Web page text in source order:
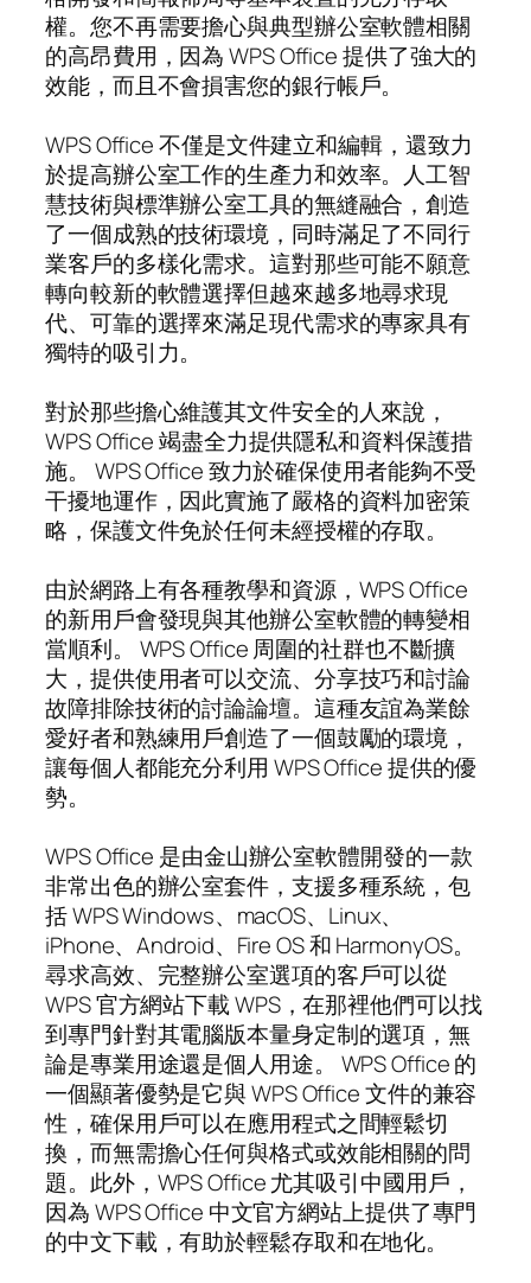
權。您不再需要擔心與典型辦公室軟體相關
的高昂費用，因為 WPS Office 提供了強大的
效能，而且不會損害您的銀行帳戶。
WPS Office 不僅是文件建立和編輯，還致力
於提高辦公室工作的生產力和效率。人工智
慧技術與標準辦公室工具的無縫融合，創造
了一個成熟的技術環境，同時滿足了不同行
業客戶的多樣化需求。這對那些可能不願意
轉向較新的軟體選擇但越來越多地尋求現
代、可靠的選擇來滿足現代需求的專家具有
獨特的吸引力。
對於那些擔心維護其文件安全的人來說，
WPS Office 竭盡全力提供隱私和資料保護措
施。 WPS Office 致力於確保使用者能夠不受
干擾地運作，因此實施了嚴格的資料加密策
略，保護文件免於任何未經授權的存取。
由於網路上有各種教學和資源，WPS Office
的新用戶會發現與其他辦公室軟體的轉變相
當順利。 WPS Office 周圍的社群也不斷擴
大，提供使用者可以交流、分享技巧和討論
故障排除技術的討論論壇。這種友誼為業餘
愛好者和熟練用戶創造了一個鼓勵的環境，
讓每個人都能充分利用 WPS Office 提供的優
勢。
WPS Office 是由金山辦公室軟體開發的一款
非常出色的辦公室套件，支援多種系統，包
括 WPS Windows、macOS、Linux、
iPhone、Android、Fire OS 和 HarmonyOS。
尋求高效、完整辦公室選項的客戶可以從
WPS 官方網站下載 WPS，在那裡他們可以找
到專門針對其電腦版本量身定制的選項，無
論是專業用途還是個人用途。 WPS Office 的
一個顯著優勢是它與 WPS Office 文件的兼容
性，確保用戶可以在應用程式之間輕鬆切
換，而無需擔心任何與格式或效能相關的問
題。此外，WPS Office 尤其吸引中國用戶，
因為 WPS Office 中文官方網站上提供了專門
的中文下載，有助於輕鬆存取和在地化。